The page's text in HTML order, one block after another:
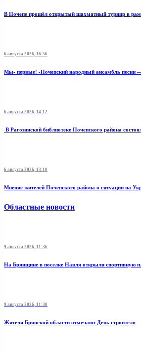
В Почепе прошёл открытый шахматный турнир в
6 августа 2026, 16:56
Мы- первые! -Почепский народный ансамбль песни —
6 августа 2026, 14:12
В Рагозинской библиотеке Почепского района
6 августа 2026, 13:10
Мнение жителей Почепского района о ситуации на
Областные новости
9 августа 2026, 11:36
На Брянщине в поселке Навля открыли спортивную
9 августа 2026, 11:30
Жители Брянской области отмечают День строителя